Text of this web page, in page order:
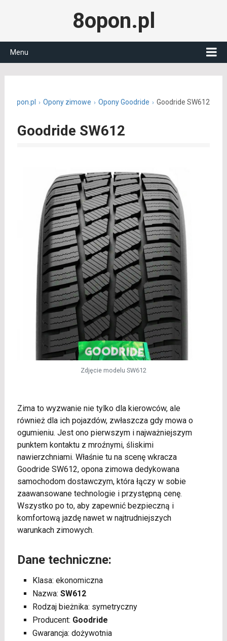
8opon.pl
Menu
8opon.pl Opony zimowe Opony Goodride Goodride SW612
Goodride SW612
Zdjęcie modelu SW612
Zima to wyzwanie nie tylko dla kierowców, ale
również dla ich pojazdów, zwłaszcza gdy mowa o
ogumieniu. Jest ono pierwszym i najważniejszym
punktem kontaktu z mroźnymi, śliskimi
nawierzchniami. Właśnie tu na scenę wkracza
Goodride SW612, opona zimowa dedykowana
samochodom dostawczym, która łączy w sobie
zaawansowane technologie i przystępną cenę.
Wszystko po to, aby zapewnić bezpieczną i
komfortową jazdę nawet w najtrudniejszych
warunkach zimowych.
Dane techniczne:
Klasa: ekonomiczna
Nazwa: SW612
Rodzaj bieżnika: symetryczny
Producent: Goodride
Gwarancja: dożywotnia